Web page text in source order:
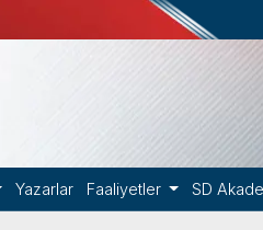
Yazarlar Faaliyetler SD